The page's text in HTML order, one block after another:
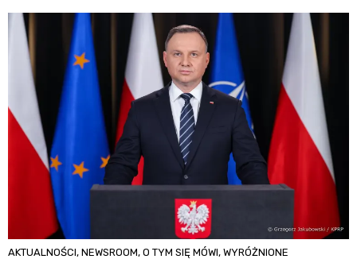
AKTUALNOŚCI, NEWSROOM, O TYM SIĘ MÓWI, WYRÓŻNIONE